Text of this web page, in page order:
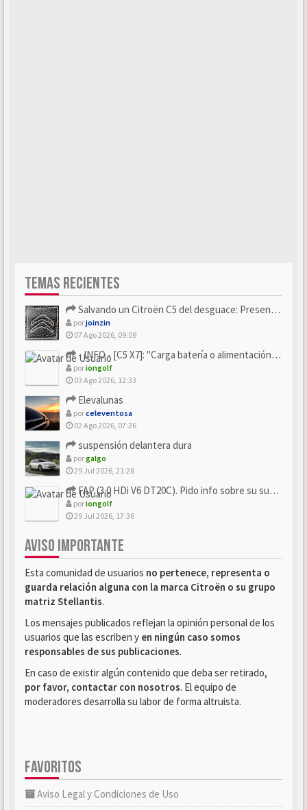
TEMAS RECIENTES
Salvando un Citroën C5 del desguace: Presentación y seguimiento
porjoinzin
07 Ago 2026, 09:09
- INFO - [C5 X7]: "Carga batería o alimentación eléctri...
poriongolf
03 Ago 2026, 12:33
Elevalunas
porceleventosa
02 Ago 2026, 07:26
suspensión delantera dura
porgalgo
29 Jul 2026, 21:28
FAP (3.0 HDi V6 DT20C). Pido info sobre su sustitución
poriongolf
29 Jul 2026, 17:36
AVISO IMPORTANTE
Esta comunidad de usuarios no pertenece, representa o
guarda relación alguna con la marca Citroën o su grupo
matriz Stellantis.
Los mensajes publicados reflejan la opinión personal de los
usuarios que las escriben y en ningún caso somos
responsables de sus publicaciones.
En caso de existir algún contenido que deba ser retirado,
por favor, contactar con nosotros. El equipo de
moderadores desarrolla su labor de forma altruista.
FAVORITOS
Aviso Legal y Condiciones de Uso